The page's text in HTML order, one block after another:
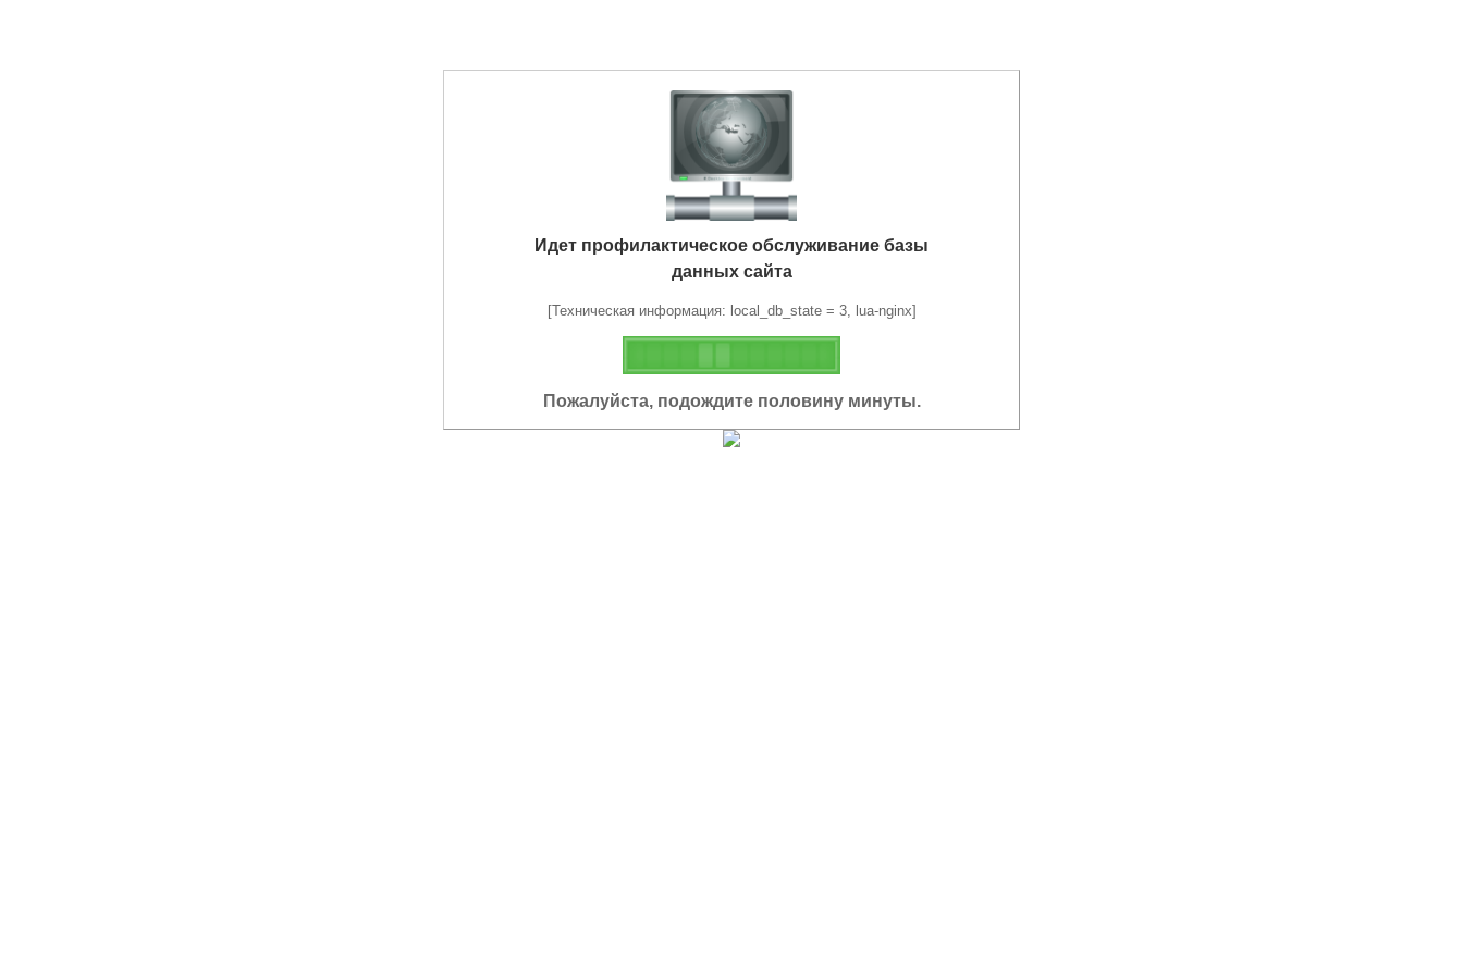
Идет профилактическое обслуживание базы
данных сайта
[Техническая информация: local_db_state = 3, lua-nginx]
Пожалуйста, подождите половину минуты.